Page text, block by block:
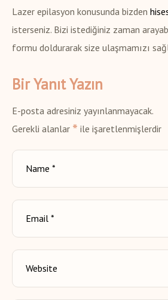
Lazer epilasyon konusunda bizden
isterseniz. Bizi istediğiniz zaman
formu doldurarak size ulaşmamızı
Bir Yanıt Yazın
E-posta adresiniz yayınlanmayacak.
Gerekli alanlar * ile işaretlenmişlerdir